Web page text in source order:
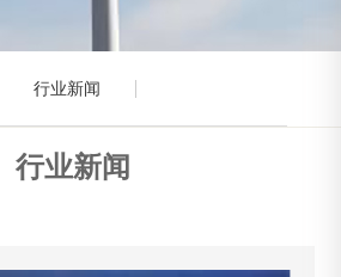
行业新闻
行业新闻